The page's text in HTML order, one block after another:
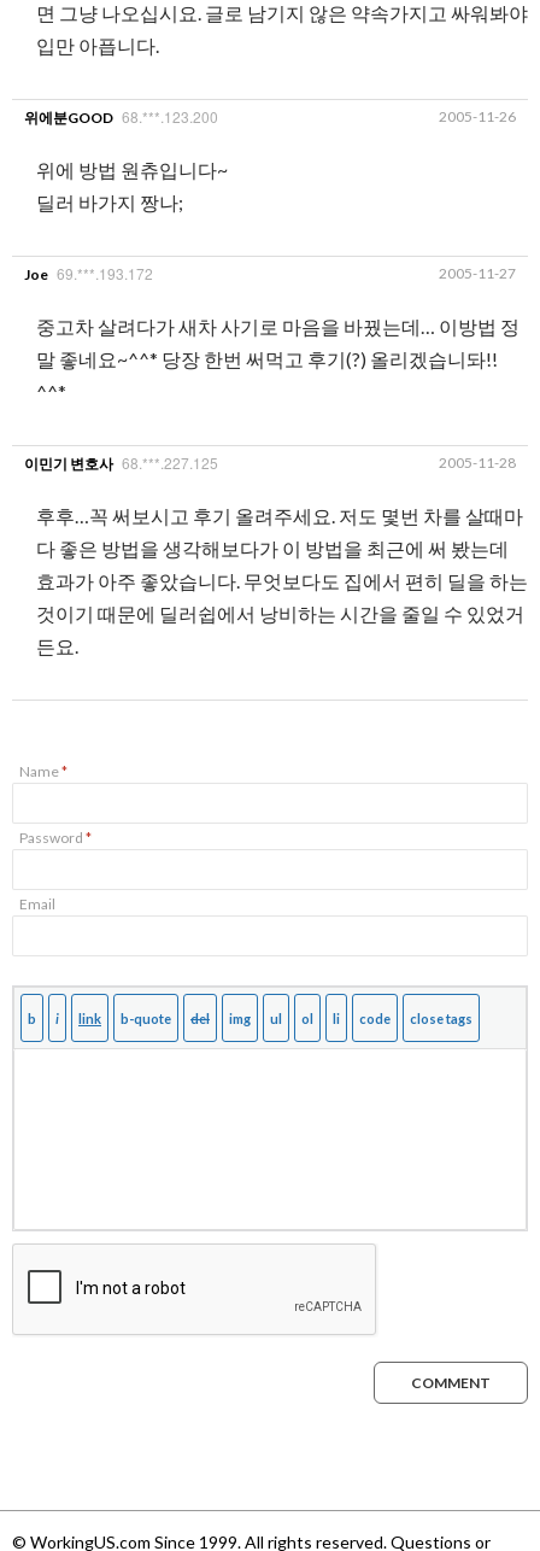
면 그냥 나오십시요. 글로 남기지 않은 약속가지고 싸워봐야
입만 아픕니다.
위에분GOOD 68.***.123.200 2005-11-26
위에 방법 원츄입니다~
딜러 바가지 짱나;
Joe 69.***.193.172 2005-11-27
중고차 살려다가 새차 사기로 마음을 바꿨는데… 이방법 정
말 좋네요~^^* 당장 한번 써먹고 후기(?) 올리겠습니돠!!
^^*
이민기 변호사 68.***.227.125 2005-11-28
후후…꼭 써보시고 후기 올려주세요. 저도 몇번 차를 살때마
다 좋은 방법을 생각해보다가 이 방법을 최근에 써 봤는데
효과가 아주 좋았습니다. 무엇보다도 집에서 편히 딜을 하는
것이기 때문에 딜러쉽에서 낭비하는 시간을 줄일 수 있었거
든요.
Name*
Password *
Email
COMMENT
© WorkingUS.com Since 1999. All rights reserved. Questions or